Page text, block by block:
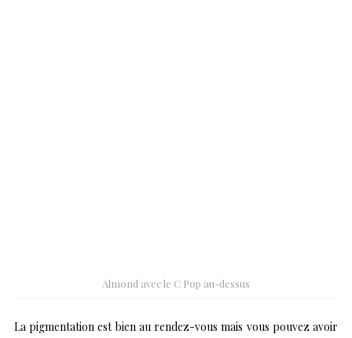
Almond avec le C Pop au-dessus
La pigmentation est bien au rendez-vous mais vous pouvez avoir